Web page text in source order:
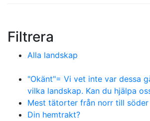
Filtrera
Alla landskap
"Okänt"= Vi vet inte var dessa
vilka landskap. Kan du hjälpa
Mest tätorter från norr till söder
Din hemtrakt?